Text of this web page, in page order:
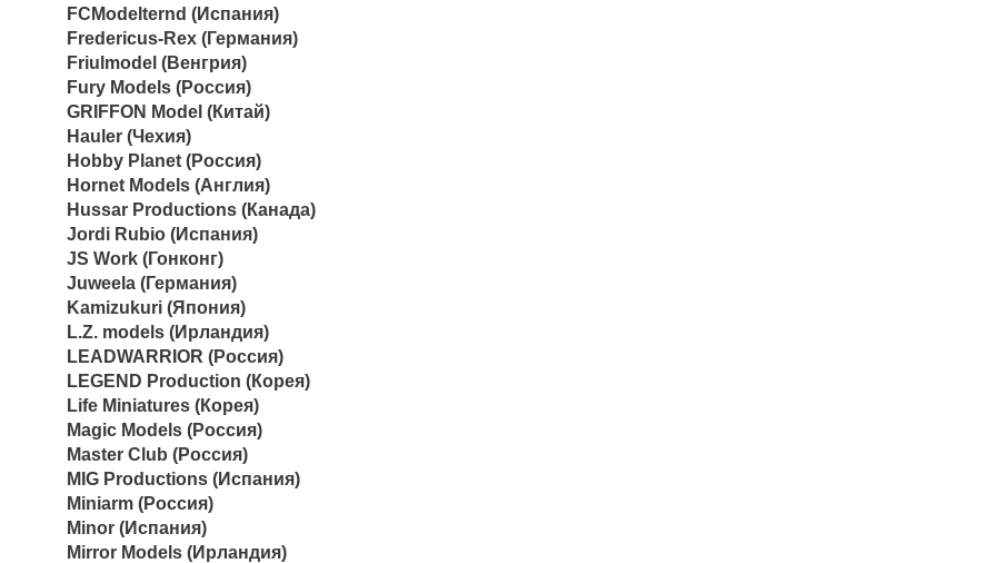
FCModelternd (Испания)
Fredericus-Rex (Германия)
Friulmodel (Венгрия)
Fury Models (Россия)
GRIFFON Model (Китай)
Hauler (Чехия)
Hobby Planet (Россия)
Hornet Models (Англия)
Hussar Productions (Канада)
Jordi Rubio (Испания)
JS Work (Гонконг)
Juweela (Германия)
Kamizukuri (Япония)
L.Z. models (Ирландия)
LEADWARRIOR (Россия)
LEGEND Production (Корея)
Life Miniatures (Корея)
Magic Models (Россия)
Master Club (Россия)
MIG Productions (Испания)
Miniarm (Россия)
Minor (Испания)
Mirror Models (Ирландия)